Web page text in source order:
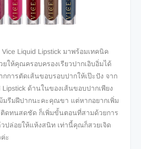
Liquid Lipstick มาพร้อมเทคนิค
ให้คุณครอบครองเรียวปากเอิบอิ่มได้
กการตัดเส้นขอบรอบปากให้เป๊ะปัง จาก
ด้านในของเส้นขอบปากเพียง
มรีมฝีปากนะคะคุณขา แต่หากอยากเพิ่ม
ดทนสดชัด ก็เพิ่มขั้นตอนที่สามด้วยการ
ปล่อยให้แห้งสนิท เท่านี้คุณก็สวยเจิด
ะ